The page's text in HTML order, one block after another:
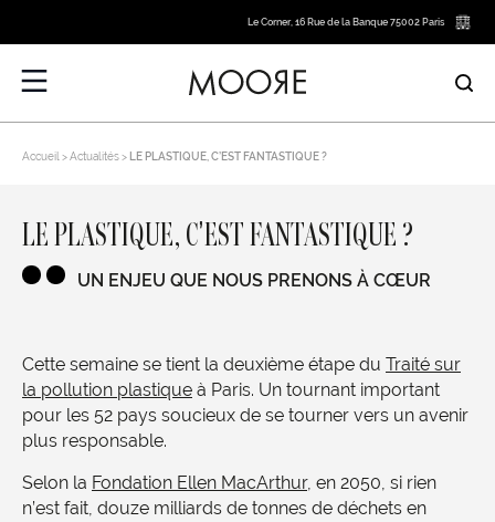
Le Corner, 16 Rue de la Banque 75002 Paris
Accueil Actualités LE PLASTIQUE, C’EST FANTASTIQUE ?
LE PLASTIQUE, C’EST FANTASTIQUE ?
UN ENJEU QUE NOUS PRENONS À CŒUR
Cette semaine se tient la deuxième étape du Traité sur
la pollution plastique à Paris. Un tournant important
pour les 52 pays soucieux de se tourner vers un avenir
plus responsable.
Selon la Fondation Ellen MacArthur, en 2050, si rien
n’est fait, douze milliards de tonnes de déchets en